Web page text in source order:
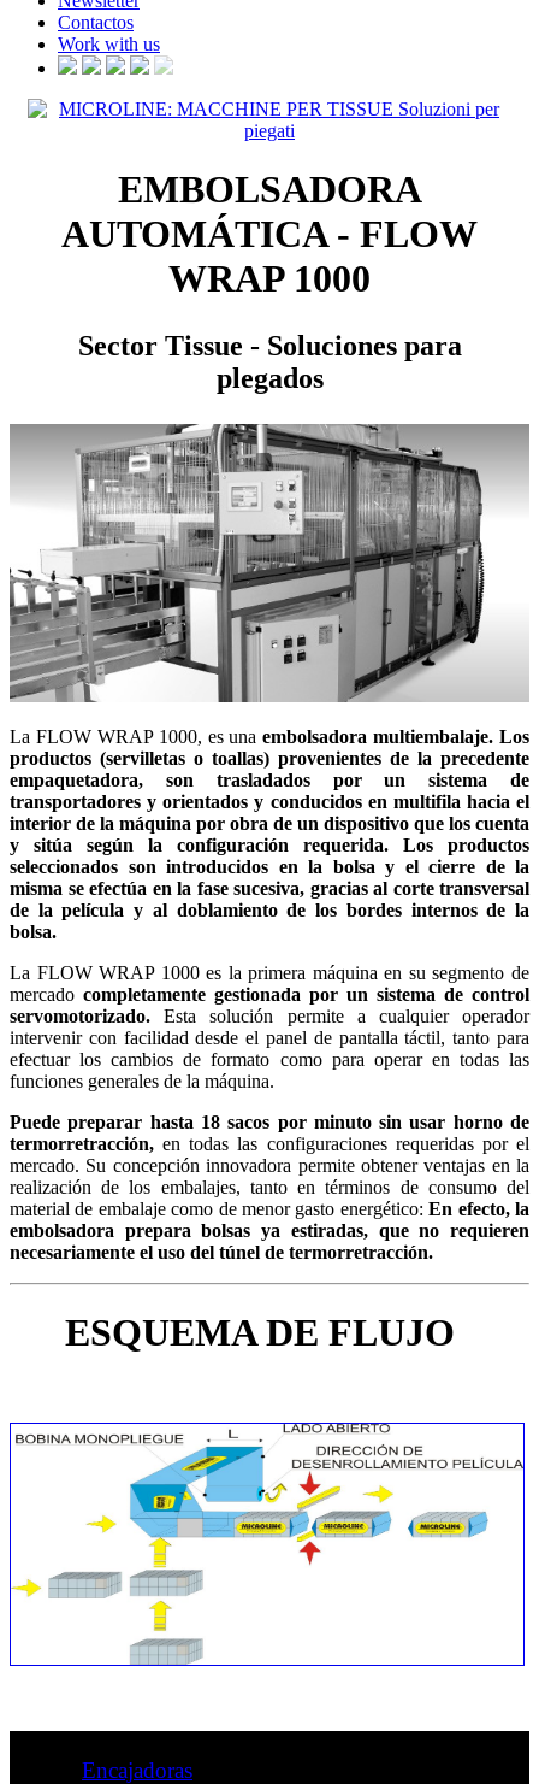
Contactos
Work with us
EMBOLSADORA
AUTOMÁTICA - FLOW
WRAP 1000
Sector Tissue - Soluciones para
plegados
La FLOW WRAP 1000, es unaembolsadora multiembalaje. Los
productos (servilletas o toallas) provenientes de la precedente
empaquetadora, son trasladados por un sistema de
transportadores y orientados y conducidos en multifila hacia el
interior de la máquina por obra de un dispositivo que los cuenta
y sitúa según la configuración requerida. Los productos
seleccionados son introducidos en la bolsa y el cierre de la
misma se efectúa en la fase sucesiva, gracias al corte transversal
de la película y al doblamiento de los bordes internos de la
bolsa.
La FLOW WRAP 1000 es la primera máquina en su segmento de
mercado completamente gestionada por un sistema de control
servomotorizado.Esta solución permite a cualquier operador
intervenir con facilidad desde el panel de pantalla táctil, tanto para
efectuar los cambios de formato como para operar en todas las
funciones generales de la máquina.
Puede preparar hasta 18 sacos por minuto sin usar horno de
termorretracción,en todas las configuraciones requeridas por el
mercado. Su concepción innovadora permite obtener ventajas en la
realización de los embalajes, tanto en términos de consumo del
material de embalaje como de menor gasto energético:En efecto, la
embolsadora prepara bolsas ya estiradas, que no requieren
necesariamente el uso del túnel de termorretracción.
ESQUEMA DE FLUJO
Encajadoras